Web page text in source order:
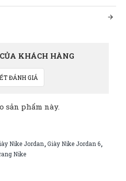
KHÁCH HÀNG
ĐÁNH GIÁ
sản phẩm này.
Nike Jordan,Giày Nike Jordan 6,
Nike